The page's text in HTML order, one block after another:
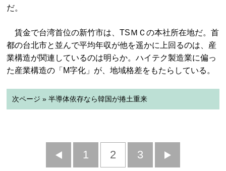
だ。
賃金で台湾首位の新竹市は、TSＭＣの本社所在地だ。首
都の台北市と並んで平均年収が他を遥かに上回るのは、産
業構造が関連しているのは明らか。ハイテク製造業に偏っ
た産業構造の「M字化」が、地域格差をもたらしている。
次ページ » 半導体依存なら韓国が捲土重来
前
1 2 3